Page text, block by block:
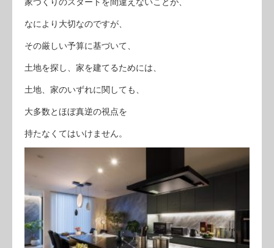
家づくりのスタートを間違えないことが、
なにより大切なのですが、
その厳しい予算に基づいて、
土地を探し、家を建てるためには、
土地、家のいずれに関しても、
大多数とほぼ真逆の視点を
持たなくてはいけません。